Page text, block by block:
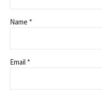
Name *
Email *